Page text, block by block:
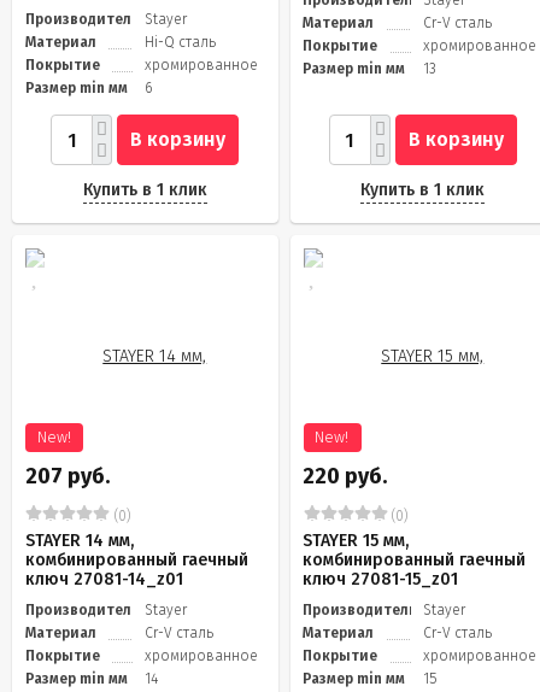
Производитель
Stayer
Материал
Hi-Q сталь
Покрытие
хромированное
Размер min мм
6
В корзину
Купить в 1 клик
Материал
Cr-V сталь
Покрытие
хромированное
Размер min мм
13
В корзину
Купить в 1 клик
207 руб.
New!
(0)
STAYER 14 мм,
комбинированный гаечный
ключ 27081-14_z01
Производитель
Stayer
Материал
Cr-V сталь
Покрытие
хромированное
Размер min мм
14
220 руб.
New!
(0)
STAYER 15 мм,
комбинированный гаечный
ключ 27081-15_z01
Производитель
Stayer
Материал
Cr-V сталь
Покрытие
хромированное
Размер min мм
15